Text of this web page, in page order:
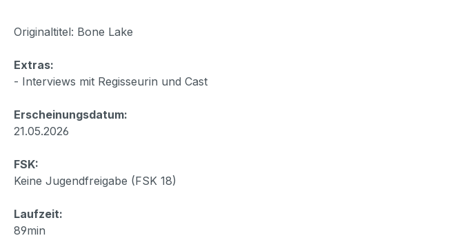
Originaltitel: Bone Lake
Extras:
- Interviews mit Regisseurin und Cast
Erscheinungsdatum:
21.05.2026
FSK:
Keine Jugendfreigabe (FSK 18)
Laufzeit:
89min